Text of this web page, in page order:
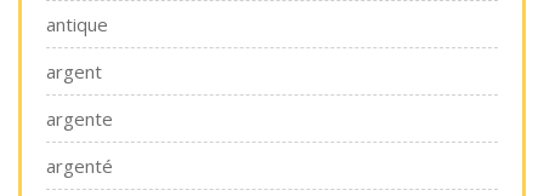
antique
argent
argente
argenté